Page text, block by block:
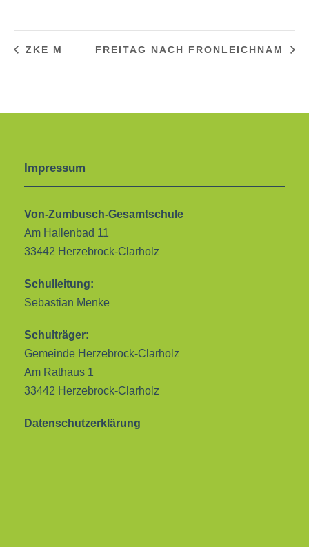
ZKE M FREITAG NACH FRONLEICHNAM
Impressum
Von-Zumbusch-Gesamtschule
Am Hallenbad 11
33442 Herzebrock-Clarholz
Schulleitung:
Sebastian Menke
Schulträger:
Gemeinde Herzebrock-Clarholz
Am Rathaus 1
33442 Herzebrock-Clarholz
Datenschutzerklärung